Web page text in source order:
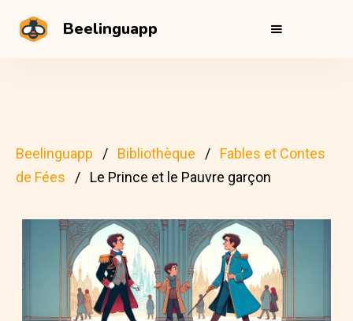
Beelinguapp
Beelinguapp Bibliothèque
Fables et Contes
de Fées
Le Prince et le Pauvre garçon